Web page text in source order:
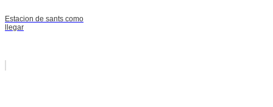
Estacion de sants como
llegar